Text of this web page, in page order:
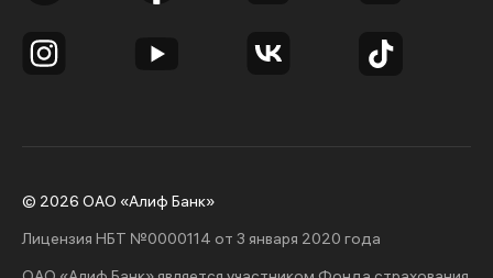
© 2026 ОАО «Алиф Банк»
Лицензия НБТ №0000114 от 3 января 2020 года